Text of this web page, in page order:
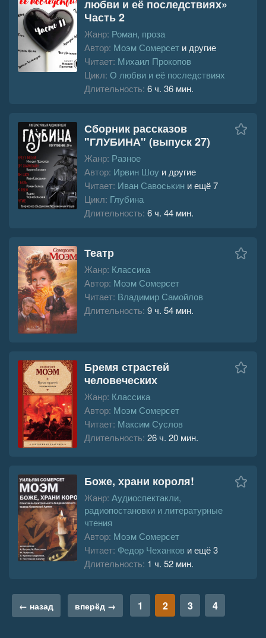
любви и её последствиях»
Часть 2
Жанр: Роман, проза
Автор: Моэм Сомерсет и другие
Читает: Михаил Прокопов
Цикл: О любви и её последствиях
Длительность: 6 ч. 36 мин.
Сборник рассказов
"ГЛУБИНА" (выпуск 27)
Жанр: Разное
Автор: Ирвин Шоу и другие
Читает: Иван Савоськин и ещё 7
Цикл: Глубина
Длительность: 6 ч. 44 мин.
Театр
Жанр: Классика
Автор: Моэм Сомерсет
Читает: Владимир Самойлов
Длительность: 9 ч. 54 мин.
Бремя страстей
человеческих
Жанр: Классика
Автор: Моэм Сомерсет
Читает: Максим Суслов
Длительность: 26 ч. 20 мин.
Боже, храни короля!
Жанр: Аудиоспектакли,
радиопостановки и литературные
чтения
Автор: Моэм Сомерсет
Читает: Федор Чеханков и ещё 3
Длительность: 1 ч. 52 мин.
← назад вперёд → 1 2 3 4